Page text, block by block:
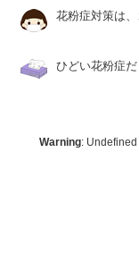
花粉症対策は
ひどい花粉症
Warning: